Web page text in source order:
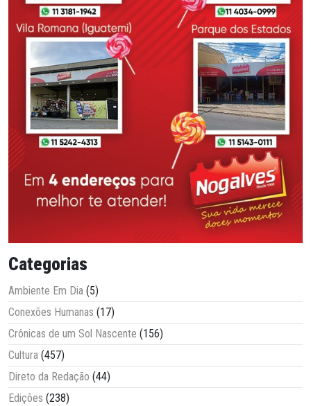
Categorias
Ambiente Em Dia (5)
Conexões Humanas (17)
Crônicas de um Sol Nascente (156)
Cultura (457)
Direto da Redação (44)
Edições (238)